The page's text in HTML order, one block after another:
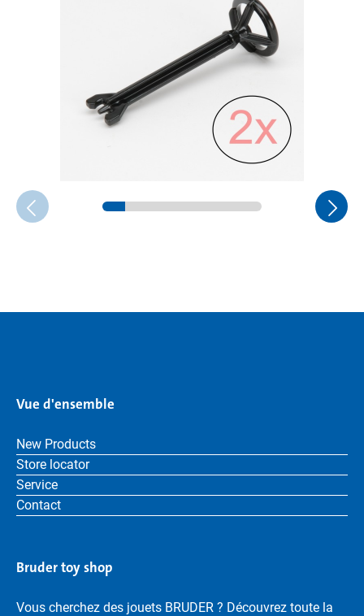
Vue d'ensemble
New Products
Store locator
Service
Contact
Bruder toy shop
Vous cherchez des jouets BRUDER ? Découvrez toute la